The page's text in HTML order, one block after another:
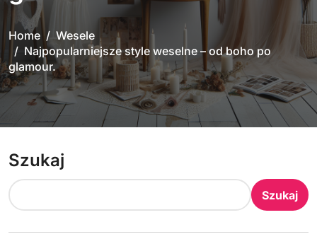
Home
Wesele
Najpopularniejsze style weselne – od boho po
glamour.
Szukaj
Szukaj